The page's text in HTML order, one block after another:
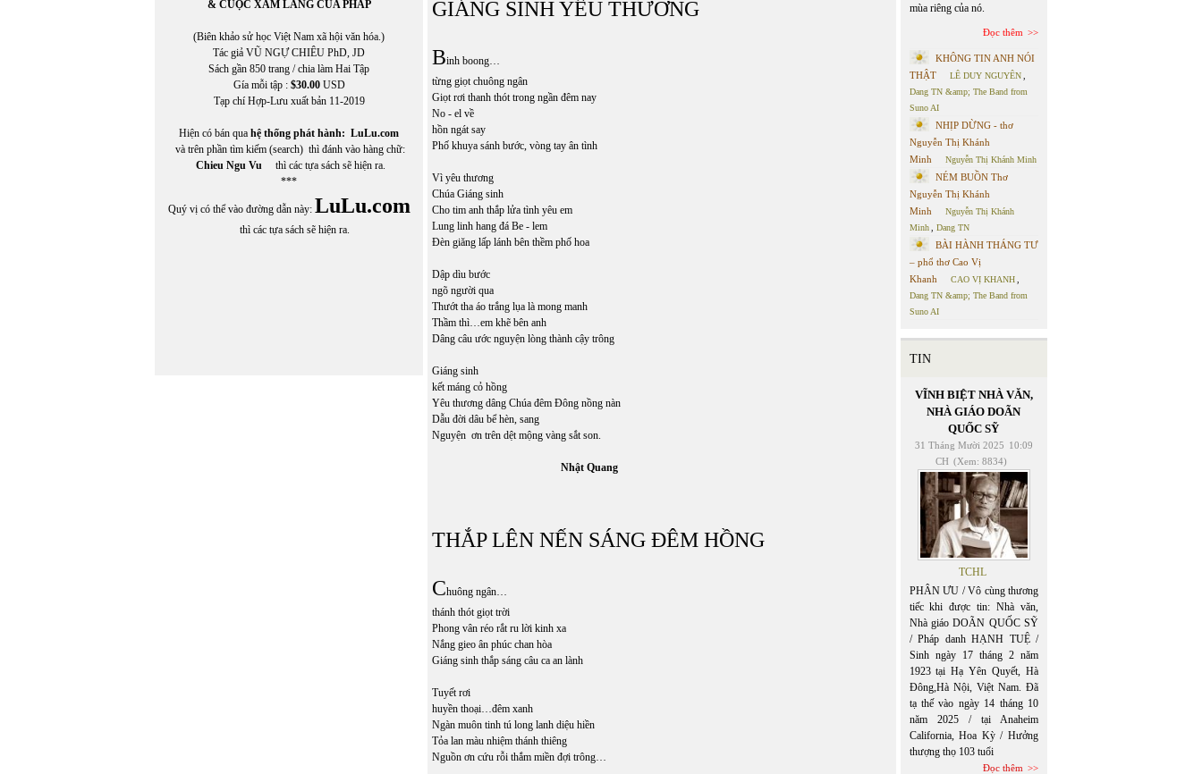
& CUỘC XÂM LĂNG CỦA PHÁP
(Biên khảo sử học Việt Nam xã hội văn hóa.)
Tác giả VŨ NGỰ CHIÊU PhD, JD
Sách gần 850 trang / chia làm Hai Tập
Gía mỗi tập : $30.00USD
Tạp chí Hợp-Lưu xuất bản 11-2019
Hiện có bán qua hệ thống phát hành: LuLu.com
và trên phần tìm kiếm (search) thì đánh vào hàng chữ:
Chieu Ngu Vu thì các tựa sách sẽ hiện ra.
***
Quý vị có thể vào đường dẫn này: LuLu.com
thì các tựa sách sẽ hiện ra.
GIÁNG SINH YÊU THƯƠNG
Binh boong…
từng giọt chuông ngân
Giọt rơi thanh thót trong ngần đêm nay
No - el về
hồn ngát say
Phố khuya sánh bước, vòng tay ân tình
Vì yêu thương
Chúa Giáng sinh
Cho tim anh thắp lửa tình yêu em
Lung linh hang đá Be - lem
Đèn giăng lấp lánh bên thềm phố hoa
Dập dìu bước
ngõ người qua
Thướt tha áo trắng lụa là mong manh
Thầm thì…em khẽ bên anh
Dâng câu ước nguyện lòng thành cậy trông
Giáng sinh
kết máng cỏ hồng
Yêu thương dâng Chúa đêm Đông nồng nàn
Dẫu đời dâu bể hèn, sang
Nguyện ơn trên dệt mộng vàng sắt son.
Nhật Quang
THẮP LÊN NẾN SÁNG ĐÊM HỒNG
Chuông ngân…
thánh thót giọt trời
Phong vân réo rắt ru lời kinh xa
Nắng gieo ân phúc chan hòa
Giáng sinh thắp sáng câu ca an lành
Tuyết rơi
huyền thoại…đêm xanh
Ngàn muôn tinh tú long lanh diệu hiền
Tỏa lan màu nhiệm thánh thiêng
Nguồn ơn cứu rỗi thắm miền đợi trông…
mùa riêng của nó.
Đọc thêm
KHÔNG TIN ANH NÓI
THẬT
LÊ DUY NGUYÊN
Dang TN &amp; The Band from
Suno AI
NHỊP DỪNG - thơ
Nguyễn Thị Khánh
Minh
Nguyễn Thị Khánh Minh
NÉM BUỒN Thơ
Nguyễn Thị Khánh
Minh
Nguyễn Thị Khánh
Minh
Dang TN
BÀI HÀNH THÁNG TƯ
– phổ thơ Cao Vị
Khanh
CAO VỊ KHANH
Dang TN &amp; The Band from
Suno AI
TIN
VĨNH BIỆT NHÀ VĂN,
NHÀ GIÁO DOÃN
QUỐC SỸ
31 Tháng Mười 2025 10:09
CH (Xem: 8834)
TCHL
PHÂN ƯU / Vô cùng thương
tiếc khi được tin: Nhà văn,
Nhà giáo DOÃN QUỐC SỸ
/ Pháp danh HẠNH TUỆ /
Sinh ngày 17 tháng 2 năm
1923 tại Hạ Yên Quyết, Hà
Đông,Hà Nội, Việt Nam. Đã
tạ thế vào ngày 14 tháng 10
năm 2025 / tại Anaheim
California, Hoa Kỳ / Hưởng
thượng thọ 103 tuổi
Đọc thêm